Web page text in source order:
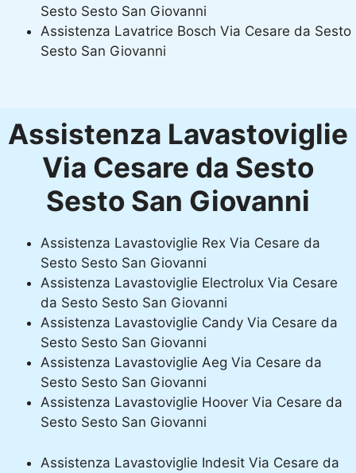
Sesto Sesto San Giovanni
Assistenza Lavatrice Bosch Via Cesare da Sesto
Sesto San Giovanni
Assistenza Lavastoviglie
Via Cesare da Sesto
Sesto San Giovanni
Assistenza Lavastoviglie Rex Via Cesare da
Sesto Sesto San Giovanni
Assistenza Lavastoviglie Electrolux Via Cesare
da Sesto Sesto San Giovanni
Assistenza Lavastoviglie Candy Via Cesare da
Sesto Sesto San Giovanni
Assistenza Lavastoviglie Aeg Via Cesare da
Sesto Sesto San Giovanni
Assistenza Lavastoviglie Hoover Via Cesare da
Sesto Sesto San Giovanni
Assistenza Lavastoviglie Indesit Via Cesare da